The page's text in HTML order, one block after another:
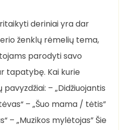
deriniai yra dar
ženklų rėmelių tema,
parodyti savo
tapatybę. Kai kurie
– „Didžiuojantis
– „Šuo mama / tėtis”
– „Muzikos mylėtojas” Šie